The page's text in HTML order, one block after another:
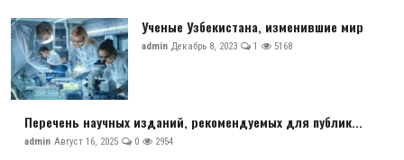
Ученые Узбекистана, изменившие мир
admin Декабрь 8, 2023 1 5168
Перечень научных изданий, рекомендуемых для публик...
admin Август 16, 2025 0 2954